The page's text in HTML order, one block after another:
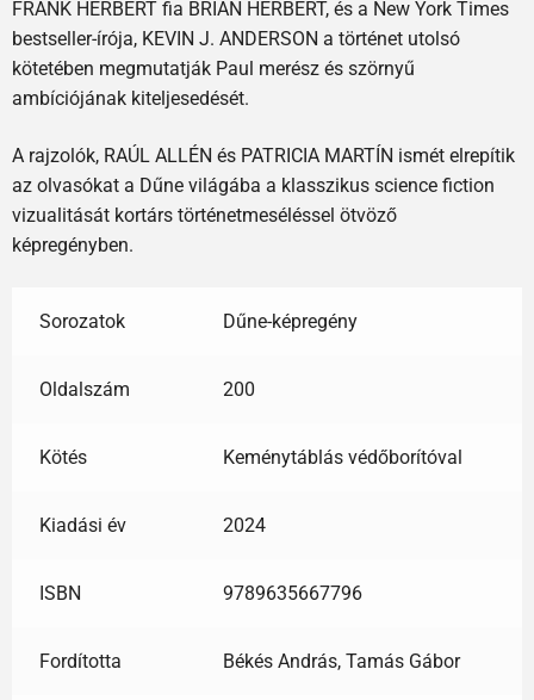
FRANK HERBERT fia BRIAN HERBERT, és a New York Times
bestseller-írója, KEVIN J. ANDERSON a történet utolsó
kötetében megmutatják Paul merész és szörnyű
ambíciójának kiteljesedését.
A rajzolók, RAÚL ALLÉN és PATRICIA MARTÍN ismét elrepítik
az olvasókat a Dűne világába a klasszikus science fiction
vizualitását kortárs történetmeséléssel ötvöző
képregényben.
Sorozatok Dűne-képregény
Oldalszám 200
Kötés Keménytáblás védőborítóval
Kiadási év 2024
ISBN 9789635667796
Fordította Békés András, Tamás Gábor